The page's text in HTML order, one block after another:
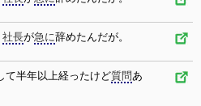
社長が急に辞めたんだが。
て半年以上経ったけど質問あ